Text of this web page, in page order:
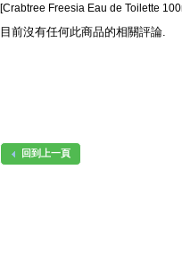
[Crabtree Freesia Eau de Toilette
目前沒有任何此商品的相關評論.
回到上一頁